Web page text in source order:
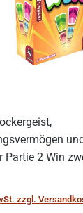
Partie 2 Win
die es in die
geht natürlich
zzgl.